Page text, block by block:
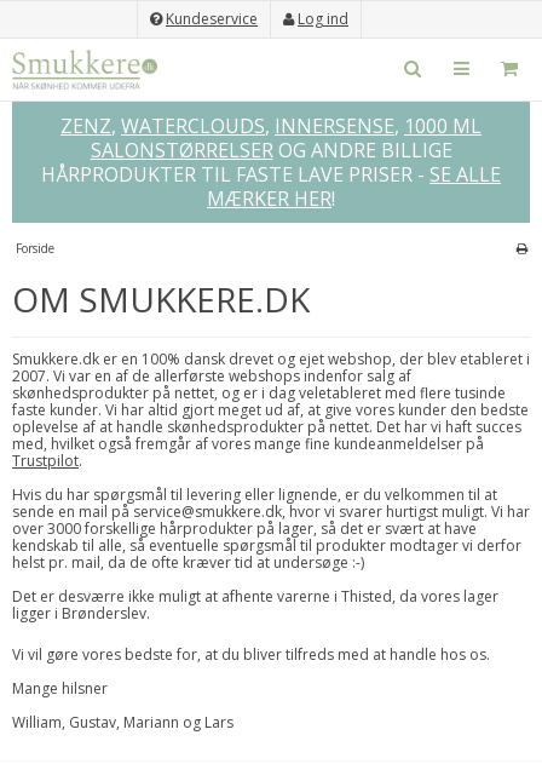
Log ind
Kundeservice
ZENZ, WATERCLOUDS, INNERSENSE, 1000 ML
SALONSTØRRELSEROG ANDRE BILLIGE
HÅRPRODUKTER TIL FASTE LAVE PRISER - SE ALLE
MÆRKER HER!
Forside
OM SMUKKERE.DK
Smukkere.dk er en 100% dansk drevet og ejet webshop, der blev etableret i
2007. Vi var en af de allerførste webshops indenfor salg af
skønhedsprodukter på nettet, og er i dag veletableret med flere tusinde
faste kunder. Vi har altid gjort meget ud af, at give vores kunder den bedste
oplevelse af at handle skønhedsprodukter på nettet. Det har vi haft succes
med, hvilket også fremgår af vores mange fine kundeanmeldelser på
Trustpilot.
Hvis du har spørgsmål til levering eller lignende, er du velkommen til at
sende en mail på service@smukkere.dk, hvor vi svarer hurtigst muligt. Vi har
over 3000 forskellige hårprodukter på lager, så det er svært at have
kendskab til alle, så eventuelle spørgsmål til produkter modtager vi derfor
helst pr. mail, da de ofte kræver tid at undersøge :-)
Det er desværre ikke muligt at afhente varerne i Thisted, da vores lager
ligger i Brønderslev.
Vi vil gøre vores bedste for, at du bliver tilfreds med at handle hos os.
Mange hilsner
William, Gustav, Mariann og Lars